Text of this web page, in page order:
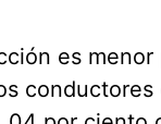
es